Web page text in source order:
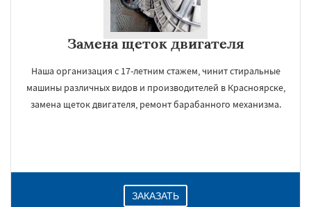
Замена щеток двигателя
Наша организация с 17-летним стажем, чинит стиральные
машины различных видов и производителей в Красноярске,
замена щеток двигателя, ремонт барабанного механизма.
ЗАКАЗАТЬ